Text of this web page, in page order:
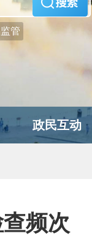
管
政民互动
频次